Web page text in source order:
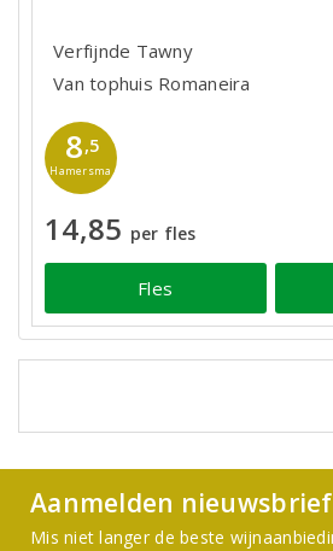
Verfijnde Tawny
Van tophuis Romaneira
8,5
Hamersma
14,85 per fles
Fles
Aanmelden nieuwsbrief
Mis niet langer de beste